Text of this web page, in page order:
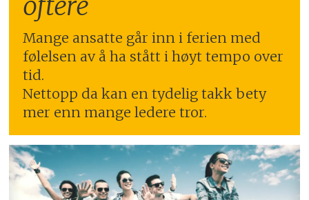
Mange ansatte går inn i ferien med
følelsen av å ha stått i høyt tempo over
tid.
Nettopp da kan en tydelig takk bety
mer enn mange ledere tror.